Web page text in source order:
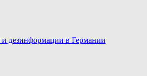
и дезинформации в Германии